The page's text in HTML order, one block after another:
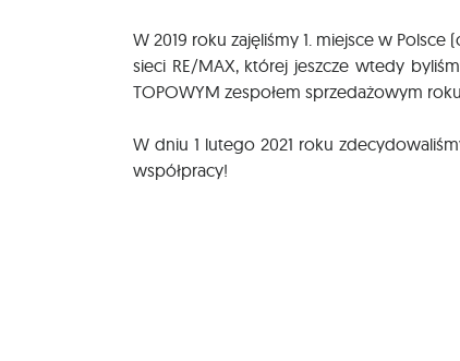
W 2019 roku zajęliśmy 1. miejsce w
sieci RE/MAX, której jeszcze wtedy
TOPOWYM zespołem sprzedażowym
W dniu 1 lutego 2021 roku
współpracy!